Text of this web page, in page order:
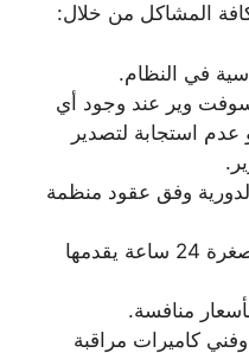
المشاكل من خلال:
في النظام.
سوفت وير عند وجود أي
استجابة لتصدير
وفق عقود منظمة
فني تركيب كاميرات مصغرة 24 ساعة يقدمها
منافسة.
كاميرات مراقبة